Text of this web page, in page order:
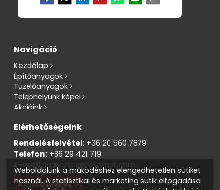
Navigáció
Kezdőlap
Építőanyagok
Tüzelőanyagok
Telephelyünk képei
Akcióink
Elérhetőségeink
Rendelésfelvétel: +36 20 560 7879
Telefon: +36 29 421 719
E-mail: lorincztuzep@gmail.com
Ajánlatkérés
Weboldalunk a működéshez elengedhetetlen sütiket
használ. A statisztikai és marketing sütik elfogadása